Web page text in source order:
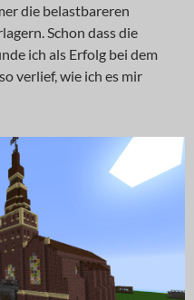
die belastbareren
Schon dass die
ich als Erfolg bei dem
verlief, wie ich es mir